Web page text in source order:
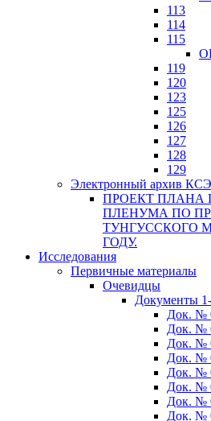
113
114
115
119
120
123
125
126
127
128
129
Электронный архив КСЭ
ПРОЕКТ ПЛАНА
ПЛЕНУМА ПО
ТУНГУССКОГО
ГОДУ.
Исследования
Первичные материалы
Очевидцы
Документы
Док. №
Док. №
Док. №
Док. №
Док. №
Док. №
Док. №
Док. №